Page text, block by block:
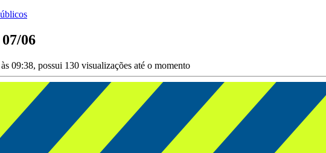
06
09:38, possui 130 visualizações até o momento